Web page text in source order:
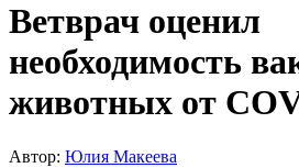
Ветврач оценил
необходимость
животных от
Автор: Юлия Макеева